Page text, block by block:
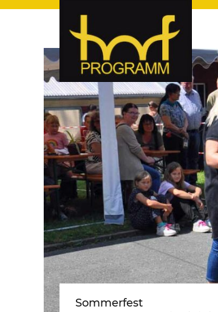
hof-programm –
hof-programm – das Veranstaltungsportal
Sommerfest